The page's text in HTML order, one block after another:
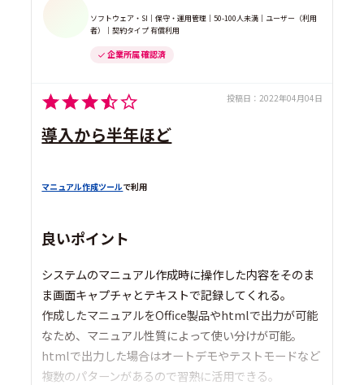
ソフトウェア・SI｜保守・運用管理｜50-100人未満｜ユーザー（利用
者）｜契約タイプ 有償利用
企業所属 確認済
投稿日： 2022年04月04日
導入から半年ほど
マニュアル作成ツールで利用
良いポイント
システムのマニュアル作成時に操作した内容をそのま
ま画面キャプチャとテキストで記録してくれる。
作成したマニュアルをOffice製品やhtmlで出力が可能
なため、マニュアル性質によって使い分けが可能。
htmlで出力した場合はオートデモやテストモードなど
複数のパターンがあるので習熟に活用できる。